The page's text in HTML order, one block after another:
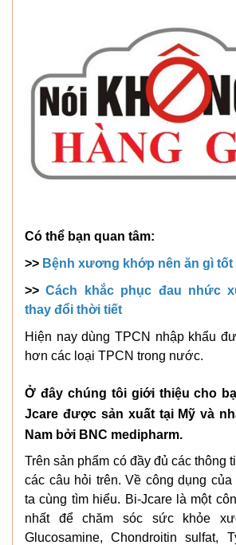
Có thể bạn quan tâm:
>> Bệnh xương khớp nên ăn gì tốt
>>Cách khắc phục đau nhức
thay đổi thời tiết
Hiện nay dùng TPCN nhập khẩu
hơn các loại TPCN trong nước.
Ở đây chúng tôi giới thiệu cho
Jcare được sản xuất tại Mỹ và
Nam bởi BNC medipharm.
Trên sản phẩm có đầy đủ các thông
các câu hỏi trên. Về công dụng của
ta cùng tìm hiểu. Bi-Jcare là một
nhất để chăm sóc sức khỏe
Glucosamine, Chondroitin sulfat,